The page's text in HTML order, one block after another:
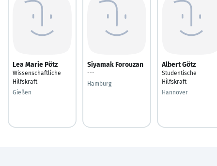
Lea Marie Pötz
Wissenschaftliche
Hilfskraft
Gießen
Siyamak Forouzan
---
Hamburg
Albert Götz
Studentische
Hilfskraft
Hannover